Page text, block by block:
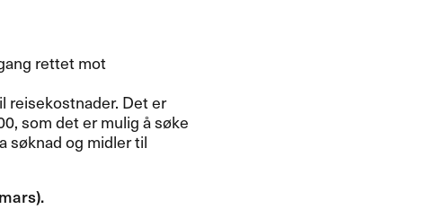
rettet mot
reisekostnader. Det er
som det er mulig å søke
søknad og midler til